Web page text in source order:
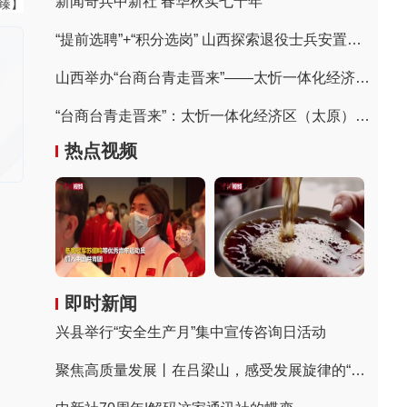
】
“提前选聘”+“积分选岗” 山西探索退役士兵安置方式
山西举办“台商台青走晋来”——太忻一体化经济区（太原）专场推介会
“台商台青走晋来”：太忻一体化经济区（太原）专场推介会签约64亿元
热点视频
即时新闻
兴县举行“安全生产月”集中宣传咨询日活动
聚焦高质量发展丨在吕梁山，感受发展旋律的“变奏”